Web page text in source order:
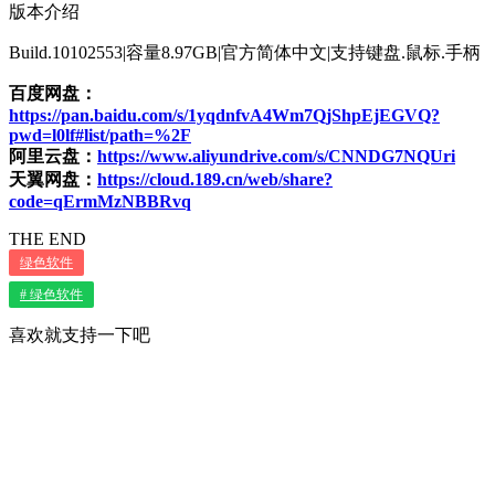
版本介绍
Build.10102553|容量8.97GB|官方简体中文|支持键盘.鼠标.手柄
百度网盘：
https://pan.baidu.com/s/1yqdnfvA4Wm7QjShpEjEGVQ?
pwd=l0lf#list/path=%2F
阿里云盘： https://www.aliyundrive.com/s/CNNDG7NQUri
天翼网盘： https://cloud.189.cn/web/share?
code=qErmMzNBBRvq
THE END
绿色软件
# 绿色软件
喜欢就支持一下吧